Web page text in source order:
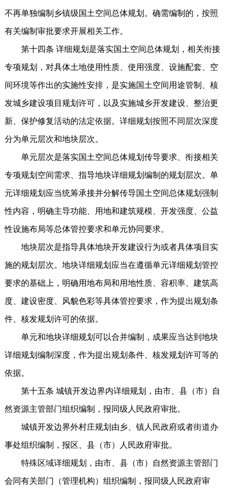
不再单独编制乡镇级国土空间总体规划。确需编制的，按照
有关编制审批要求开展相关工作。
第十四条 详细规划是落实国土空间总体规划，相关衔接
专项规划，对具体土地使用性质、使用强度、设施配套、空
间环境等作出的实施性安排，是实施国土空间用途管制、核
发城乡建设项目规划许可，以及实施城乡开发建设、整治更
新、保护修复活动的法定依据。详细规划按照不同层次深度
分为单元层次和地块层次。
单元层次是落实国土空间总体规划传导要求、衔接相关
专项规划空间需求、指导地块详细规划编制的规划层次。单
元详细规划应当统筹承接并分解传导国土空间总体规划强制
性内容，明确主导功能、用地和建筑规模、开发强度、公益
性设施布局等总体管控要求和单元协同要求。
地块层次是指导具体地块开发建设行为或者具体项目实
施的规划层次。地块详细规划应当在遵循单元详细规划管控
要求的基础上，明确用地布局和用地性质、容积率、建筑高
度、建设密度、风貌色彩等具体管控要求，作为提出规划条
件、核发规划许可的依据。
单元和地块详细规划可以合并编制，成果应当达到地块
详细规划编制深度，作为提出规划条件、核发规划许可等的
依据。
第十五条 城镇开发边界内详细规划，由市、县（市）自
然资源主管部门组织编制，报同级人民政府审批。
城镇开发边界外村庄规划由乡、镇人民政府或者街道办
事处组织编制，报区、县（市）人民政府审批。
特殊区域详细规划，由市、县（市）自然资源主管部门
会同有关部门（管理机构）组织编制，报同级人民政府审